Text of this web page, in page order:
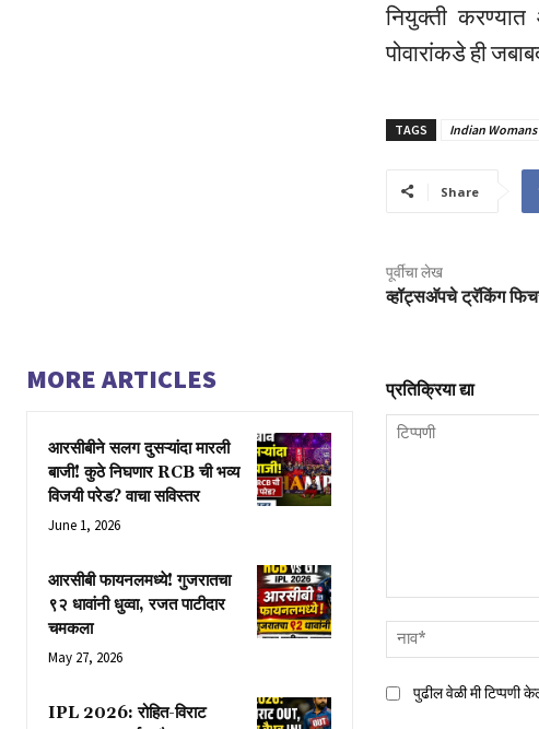
नियुक्ती
पोवारांकडे ही
TAGS Indian
Share
पूर्वीचा लेख
व्हॉट्सअ‍ॅपचे ट्रॅकिंग
MORE ARTICLES
आरसीबीने सलग दुसऱ्यांदा मारली
बाजी! कुठे निघणार RCB ची भव्य
विजयी परेड? वाचा सविस्तर
June 1, 2026
आरसीबी फायनलमध्ये! गुजरातचा
९२ धावांनी धुव्वा, रजत पाटीदार
चमकला
May 27, 2026
IPL 2026: रोहित-विराट
प्रतिक्रिया द्या
पुढील वेळी मी टिप्पणी